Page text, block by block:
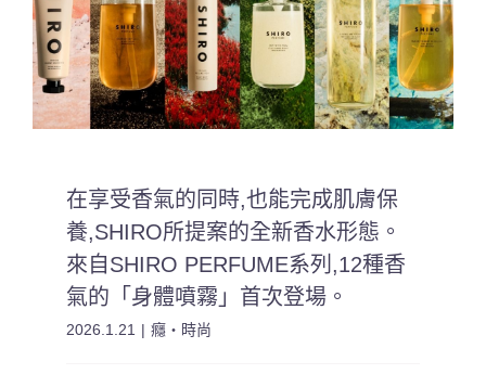
在享受香氣的同時,也能完成肌膚保
養,SHIRO所提案的全新香水形態。
來自SHIRO PERFUME系列,12種香
氣的「身體噴霧」首次登場。
2026.1.21 | 癮・時尚